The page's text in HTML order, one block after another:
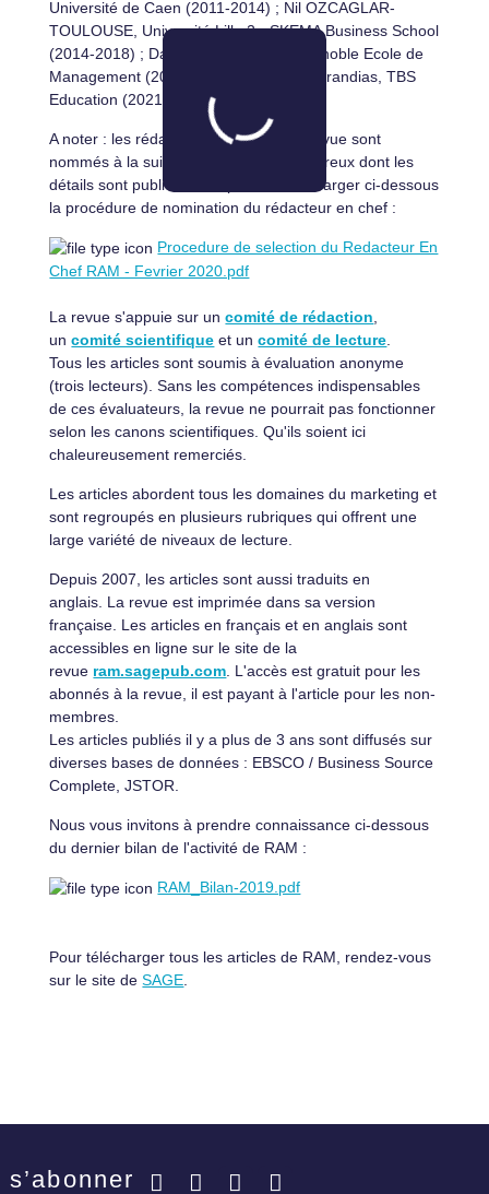
Université de Caen (2011-2014) ; Nil OZCAGLAR-
TOULOUSE, Université Lille 2 - SKEMA Business School
(2014-2018) ; David GOTTELAND, Grenoble Ecole de
Management (2018-2021), Laurent Bertrandias, TBS
Education (2021-2024).
A noter : les rédacteurs en chef de la revue sont
nommés à la suite d’un processus rigoureux dont les
détails sont publics. Vous pouvez télécharger ci-dessous
la procédure de nomination du rédacteur en chef :
Procedure de selection du Redacteur En
Chef RAM - Fevrier 2020.pdf
La revue s'appuie sur uncomité de rédaction
uncomité scientifique et uncomité de lecture
Tous les articles sont soumis à évaluation anonyme
(trois lecteurs). Sans les compétences indispensables
de ces évaluateurs, la revue ne pourrait pas fonctionner
selon les canons scientifiques. Qu'ils soient ici
chaleureusement remerciés.
Les articles abordent tous les domaines du marketing et
sont regroupés en plusieurs rubriques qui offrent une
large variété de niveaux de lecture.
Depuis 2007, les articles sont aussi traduits en
anglais. La revue est imprimée dans sa version
française. Les articles en français et en anglais sont
accessibles en ligne sur le site de la
revue ram.sagepub.com . L'accès est gratuit pour les
abonnés à la revue, il est payant à l'article pour les non-
membres.
Les articles publiés il y a plus de 3 ans sont diffusés sur
diverses bases de données : EBSCO / Business Source
Complete, JSTOR.
Nous vous invitons à prendre connaissance ci-dessous
du dernier bilan de l'activité de RAM :
RAM_Bilan-2019.pdf
Pour télécharger tous les articles de RAM, rendez-vous
sur le site deSAGE
s’abonner FacebookTwitter LinkedIn